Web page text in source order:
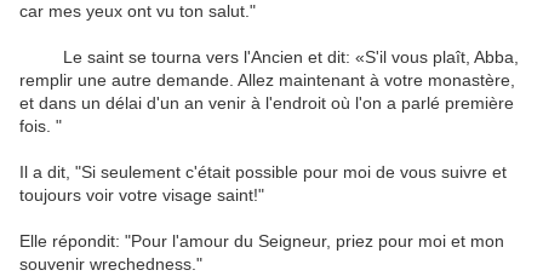
car mes yeux ont vu ton salut ."
Le saint se tourna vers l'Ancien et dit: «S'il vous plaît, Abba
remplir une autre demande Allez maintenant à votre monastère
et dans un délai d'un an venir à l'endroit où l'on a parlé première
fois "
Il a dit "Si seulement c'était possible pour moi de vous suivre et
toujours voir votre visage saint!"
Elle répondit: "Pour l'amour du Seigneur, priez pour moi et mon
souvenir wrechedness ."